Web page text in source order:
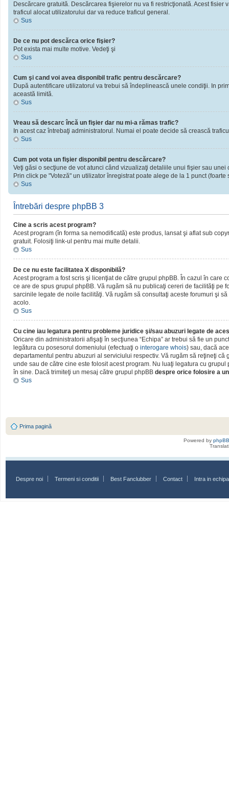
Descărcare gratuită. Descărcarea fişierelor nu va fi restricţionată. Acest
traficul alocat utilizatorului dar va reduce traficul general.
Sus
De ce nu pot descărca orice fişier?
Pot exista mai multe motive. Vedeţi şi
Sus
Cum şi cand voi avea disponibil trafic pentru descărcare?
După autentificare utilizatorul va trebui să îndeplinească unele condiţii. In
această limită.
Sus
Vreau să descarc încă un fişier dar nu mi-a rămas trafic?
In acest caz întrebaţi administratorul. Numai el poate decide să crească
Sus
Cum pot vota un fişier disponibil pentru descărcare?
Veţi găsi o secţiune de vot atunci când vizualizaţi detaliile unui fişier sau unei
Prin click pe "Voteză" un utilizator înregistrat poate alege de la 1 punct
Sus
Întrebări despre phpBB 3
Cine a scris acest program?
Acest program (în forma sa nemodificată) este produs, lansat şi aflat sub
gratuit. Folosiţi link-ul pentru mai multe detalii.
Sus
De ce nu este facilitatea X disponibilă?
Acest program a fost scris şi licenţiat de către grupul phpBB. În cazul în care
ce are de spus grupul phpBB. Vă rugăm să nu publicaţi cereri de facilităţi
sarcinile legate de noile facilităţi. Vă rugăm să consultaţi aceste forumuri şi
acolo.
Sus
Cu cine iau legatura pentru probleme juridice şi/sau abuzuri legate de
Oricare din administratorii afişaţi în secţiunea “Echipa” ar trebui să fie un
legătura cu posesorul domeniului (efectuaţi o interogare whois) sau, dacă
departamentul pentru abuzuri al serviciului respectiv. Vă rugăm să reţineţi că
unde sau de către cine este folosit acest program. Nu luaţi legatura cu
în sine. Dacă trimiteţi un mesaj către grupul phpBB despre orice folosire a
Sus
Prima pagină
Powered by phpBB
Despre noi Termeni si conditii Best Fanclubber Contact Intra in